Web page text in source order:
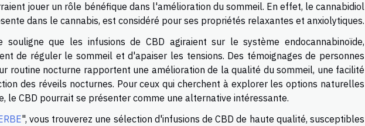
jouer un rôle bénéfique dans l'amélioration du sommeil. En effet, le cannabidiol
dans le cannabis, est considéré pour ses propriétés relaxantes et anxiolytiques.
souligne que les infusions de CBD agiraient sur le système endocannabinoïde,
de réguler le sommeil et d'apaiser les tensions. Des témoignages de personnes
routine nocturne rapportent une amélioration de la qualité du sommeil, une facilité
des réveils nocturnes. Pour ceux qui cherchent à explorer les options naturelles
le CBD pourrait se présenter comme une alternative intéressante.
", vous trouverez une sélection d'infusions de CBD de haute qualité, susceptibles